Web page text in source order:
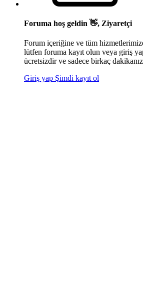
Foruma hoş geldin 👋, Ziyaretçi
Forum içeriğine ve tüm
lütfen foruma kayıt olun veya giriş
ücretsizdir ve sadece birkaç
Giriş yap Şimdi kayıt ol